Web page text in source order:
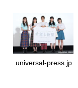
universal-press.jp